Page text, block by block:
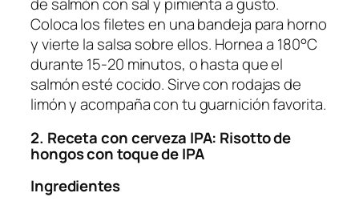
Coloca los filetes en una bandeja para horno
y vierte la salsa sobre ellos. Hornea a 180°C
durante 15-20 minutos, o hasta que el
salmón esté cocido. Sirve con rodajas de
limón y acompaña con tu guarnición favorita.
2. Receta con cerveza IPA: Risotto de
hongos con toque de IPA
Ingredientes